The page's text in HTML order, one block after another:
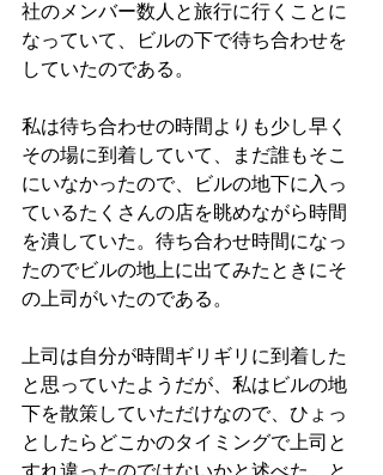
社のメンバー数人と旅行に行くことに
なっていて、ビルの下で待ち合わせを
していたのである。
私は待ち合わせの時間よりも少し早く
その場に到着していて、まだ誰もそこ
にいなかったので、ビルの地下に入っ
ているたくさんの店を眺めながら時間
を潰していた。待ち合わせ時間になっ
たのでビルの地上に出てみたときにそ
の上司がいたのである。
上司は自分が時間ギリギリに到着した
と思っていたようだが、私はビルの地
下を散策していただけなので、ひょっ
としたらどこかのタイミングで上司と